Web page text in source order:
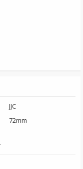
större
JJC
72mm